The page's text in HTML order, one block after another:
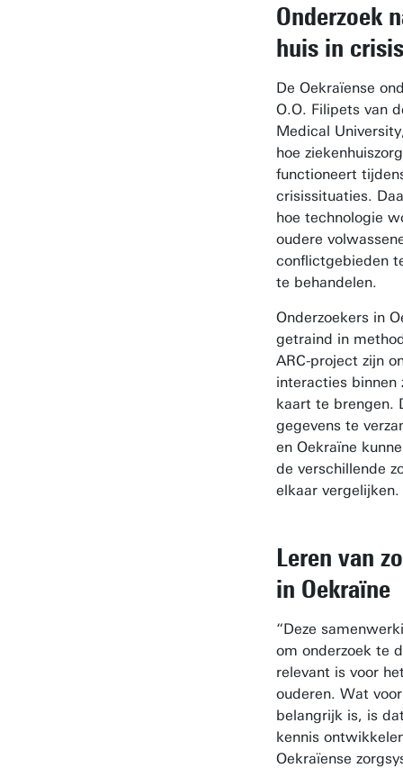
Onderzoek
huis in
De Oekraïense
O.O. Filipets van
Medical
hoe
functioneert
crisissituaties.
hoe technologie
oudere
conflictgebieden
te behandelen.
Onderzoekers in
getraind in
ARC-project zijn
interacties binnen
kaart te brengen.
gegevens te
en Oekraïne
de verschillende
elkaar vergelijken.
Leren van
in Oekraïne
“Deze
om onderzoek te
relevant is voor
ouderen. Wat
belangrijk is, is
kennis
Oekraïense